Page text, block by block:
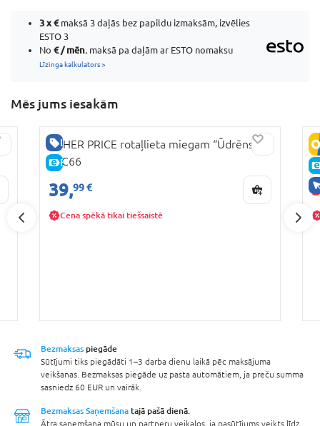
3 x€maksā 3 daļās bez papildu izmaksām, izvēlies
ESTO 3
No € / mēn. maksā pa daļām ar ESTO nomaksu
Līzinga kalkulators >
Mēs jums iesakām
LABA CENA
E-CENA
FISHER PRICE rotaļlieta miegam “Ūdrēns”,
FXC66
39,99 €
Cena spēkā tikai tiešsaistē
Bezmaksas piegāde
Sūtījumi tiks piegādāti 1–3 darba dienu laikā pēc maksājuma
veikšanas. Bezmaksas piegāde uz pasta automātiem, ja preču summa
sasniedz 60 EUR un vairāk.
Bezmaksas Saņemšana tajā pašā dienā.
Ātra saņemšana mūsu un partneru veikalos, ja pasūtījums veikts līdz